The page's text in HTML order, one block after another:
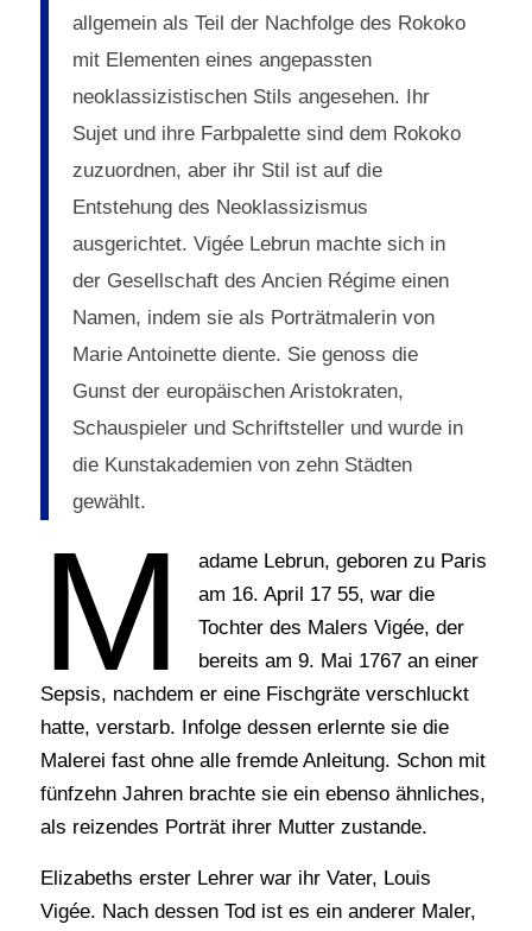
allgemein als Teil der Nachfolge des Rokoko
mit Elementen eines angepassten
neoklassizistischen Stils angesehen. Ihr
Sujet und ihre Farbpalette sind dem Rokoko
zuzuordnen, aber ihr Stil ist auf die
Entstehung des Neoklassizismus
ausgerichtet. Vigée Lebrun machte sich in
der Gesellschaft des Ancien Régime einen
Namen, indem sie als Porträtmalerin von
Marie Antoinette diente. Sie genoss die
Gunst der europäischen Aristokraten,
Schauspieler und Schriftsteller und wurde in
die Kunstakademien von zehn Städten
gewählt.
M
adame Lebrun, geboren zu Paris
am 16. April 17 55, war die
Tochter des Malers Vigée, der
bereits am 9. Mai 1767 an einer
Sepsis, nachdem er eine Fischgräte verschluckt
hatte, verstarb. Infolge dessen erlernte sie die
Malerei fast ohne alle fremde Anleitung. Schon mit
fünfzehn Jahren brachte sie ein ebenso ähnliches,
als reizendes Porträt ihrer Mutter zustande.
Elizabeths erster Lehrer war ihr Vater, Louis
Vigée. Nach dessen Tod ist es ein anderer Maler,